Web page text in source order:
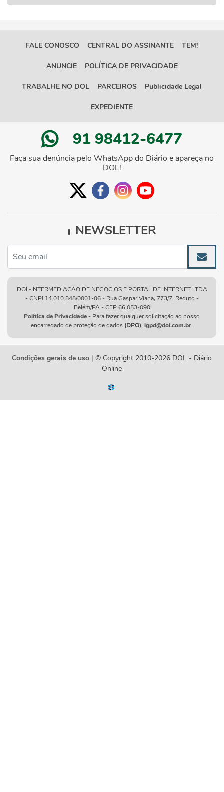
FALE CONOSCO CENTRAL DO ASSINANTE TEM!
ANUNCIE POLÍTICA DE PRIVACIDADE
TRABALHE NO DOL PARCEIROS Publicidade Legal
EXPEDIENTE
91 98412-6477
Faça sua denúncia pelo WhatsApp do Diário e apareça no
DOL!
NEWSLETTER
DOL-INTERMEDIACAO DE NEGOCIOS E PORTAL DE INTERNET LTDA
- CNPJ 14.010.848/0001-06 - Rua Gaspar Viana, 773/7, Reduto -
Belém/PA - CEP 66.053-090
Política de Privacidade - Para fazer qualquer solicitação ao nosso
encarregado de proteção de dados (DPO): lgpd@dol.com.br.
Condições gerais de uso | © Copyright 2010-2026 DOL - Diário
Online